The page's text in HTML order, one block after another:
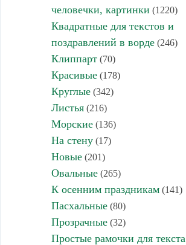
человечки, картинки (1220)
Квадратные для текстов и
поздравлений в ворде(246)
Клиппарт(70)
Красивые(178)
Круглые(342)
Листья(216)
Морские(136)
На стену(17)
Новые(201)
Овальные(265)
К осенним праздникам(141)
Пасхальные(80)
Прозрачные(32)
Простые рамочки для текста